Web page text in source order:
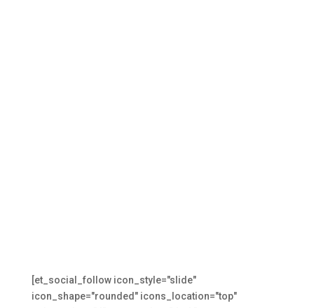
[et_social_follow icon_style="slide"
icon_shape="rounded" icons_location="top"